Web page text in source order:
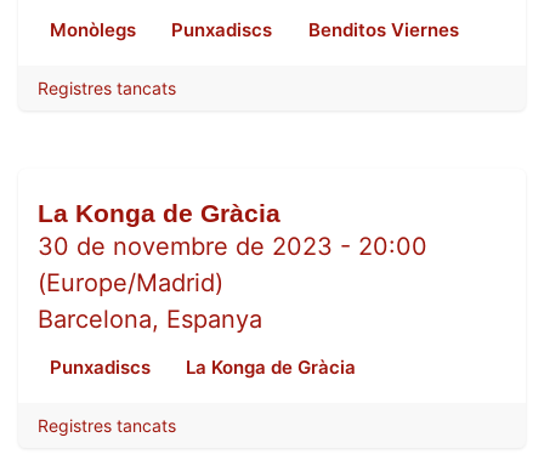
Monòlegs Punxadiscs Benditos Viernes
Registres tancats
La Konga de Gràcia
30 de novembre de 2023 - 20:00
(Europe/Madrid)
Barcelona, Espanya
Punxadiscs La Konga de Gràcia
Registres tancats